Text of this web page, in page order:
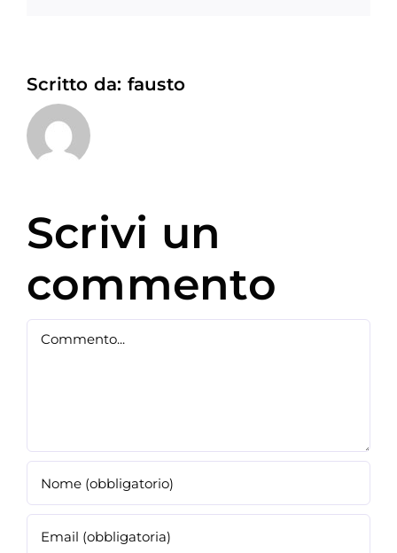
Scritto da: fausto
Scrivi un
commento